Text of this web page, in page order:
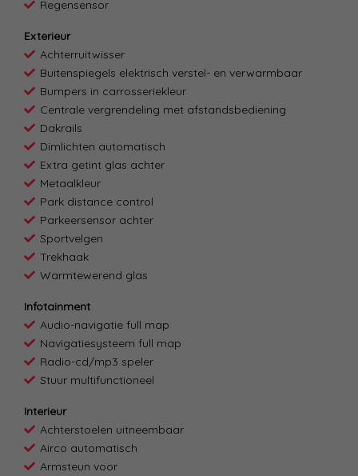
Regensensor
Exterieur
Achterruitwisser
Buitenspiegels elektrisch verstel- en verwarmbaar
Bumpers in carrosseriekleur
Centrale vergrendeling met afstandsbediening
Dakrails
Dimlichten automatisch
Extra getint glas achter
Metaalkleur
Park distance control
Parkeersensor achter
Sportvelgen
Trekhaak
Warmtewerend glas
Infotainment
Audio-navigatie full map
Navigatiesysteem full map
Radio-cd/mp3 speler
Stuur multifunctioneel
Interieur
Achterstoelen uitneembaar
Airco automatisch
Armsteun voor